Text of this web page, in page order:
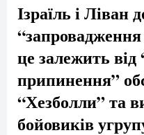
Ізраїль і Ліван
це залежить від
припинення”
“Хезболли” та
бойовиків